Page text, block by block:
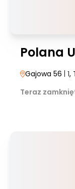
Polana
Gajowa 56 | 1,
Teraz